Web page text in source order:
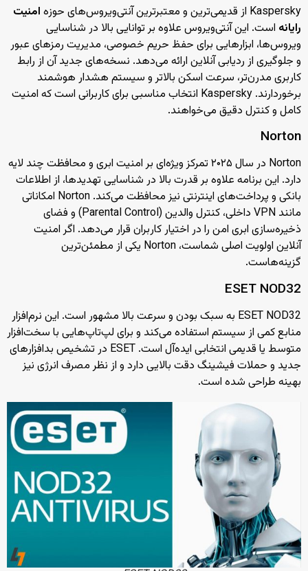
Kaspersky از قدیمی‌ترین و معتبرترین آنتی‌ویروس‌های حوزه
امنیت
رایانه است. این آنتی‌ویروس علاوه بر توانایی بالا در شناسایی
ویروس‌ها، ابزارهایی برای حفظ حریم خصوصی، مدیریت رمزهای عبور
و جلوگیری از ردیابی آنلاین ارائه می‌دهد. نسخه‌های جدید آن از رابط
کاربری مدرن‌تر، سرعت اسکن بالاتر و سیستم هشدار هوشمند
برخوردارند. Kaspersky انتخاب مناسبی برای کاربرانی است که امنیت
کامل و کنترل دقیق می‌خواهند.
Norton
Norton در سال ۲۰۲۵ تمرکز ویژه‌ای بر امنیت ابری و محافظت چند لایه
دارد. این برنامه علاوه بر قدرت بالا در شناسایی تهدیدها، از اطلاعات
بانکی و پرداخت‌های اینترنتی نیز محافظت می‌کند. Norton امکاناتی
مانند VPN داخلی، کنترل والدین (Parental Control) و فضای
ذخیره‌سازی ابری امن را در اختیار کاربران قرار می‌دهد. اگر امنیت
آنلاین اولویت اصلی شماست، Norton یکی از مطمئن‌ترین
گزینه‌هاست.
ESET NOD32
ESET NOD32 به سبک بودن و سرعت بالا مشهور است. این نرم‌افزار
منابع کمی از سیستم استفاده می‌کند و برای لپ‌تاپ‌هایی با سخت‌افزار
متوسط یا قدیمی انتخابی ایده‌آل است. ESET در تشخیص بدافزارهای
جدید و حملات فیشینگ دقت بالایی دارد و از نظر مصرف انرژی نیز
بهینه طراحی شده است.